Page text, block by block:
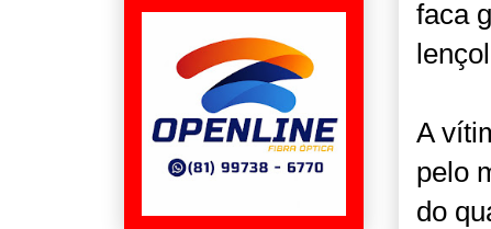
faca
A
pelo
do